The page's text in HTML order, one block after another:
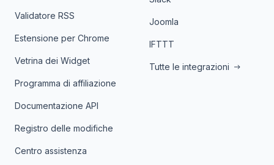
Validatore RSS
Estensione per Chrome
Vetrina dei Widget
Programma di affiliazione
Documentazione API
Registro delle modifiche
Centro assistenza
Joomla
IFTTT
Tutte le integrazioni